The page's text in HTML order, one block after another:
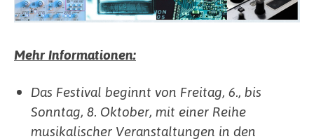
Mehr Informationen:
Das Festival beginnt von Freitag, 6., bis
Sonntag, 8. Oktober, mit einer Reihe
musikalischer Veranstaltungen in den